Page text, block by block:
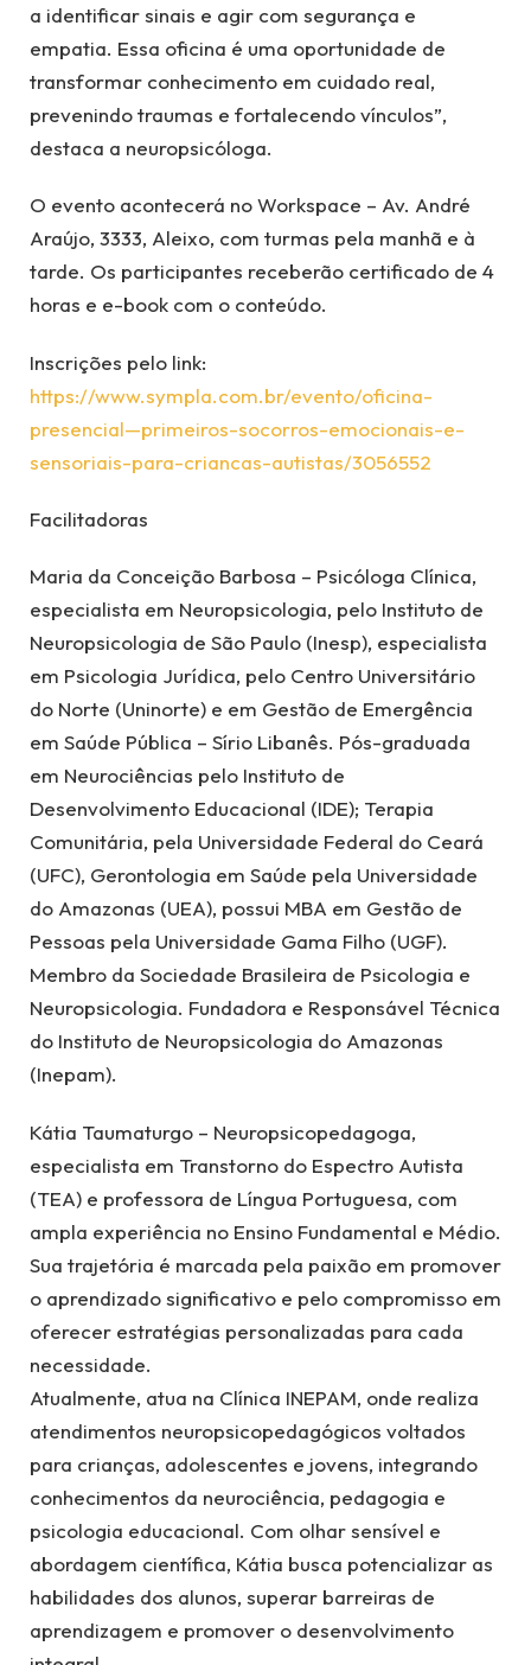
a identificar sinais e agir com segurança e
empatia. Essa oficina é uma oportunidade de
transformar conhecimento em cuidado real,
prevenindo traumas e fortalecendo vínculos”,
destaca a neuropsicóloga.
O evento acontecerá no Workspace – Av. André
Araújo, 3333, Aleixo, com turmas pela manhã e à
tarde. Os participantes receberão certificado de 4
horas e e-book com o conteúdo.
Inscrições pelo link:
https://www.sympla.com.br/evento/oficina-
presencial—primeiros-socorros-emocionais-e-
sensoriais-para-criancas-autistas/3056552
Facilitadoras
Maria da Conceição Barbosa – Psicóloga Clínica,
especialista em Neuropsicologia, pelo Instituto de
Neuropsicologia de São Paulo (Inesp), especialista
em Psicologia Jurídica, pelo Centro Universitário
do Norte (Uninorte) e em Gestão de Emergência
em Saúde Pública – Sírio Libanês. Pós-graduada
em Neurociências pelo Instituto de
Desenvolvimento Educacional (IDE); Terapia
Comunitária, pela Universidade Federal do Ceará
(UFC), Gerontologia em Saúde pela Universidade
do Amazonas (UEA), possui MBA em Gestão de
Pessoas pela Universidade Gama Filho (UGF).
Membro da Sociedade Brasileira de Psicologia e
Neuropsicologia. Fundadora e Responsável Técnica
do Instituto de Neuropsicologia do Amazonas
(Inepam).
Kátia Taumaturgo – Neuropsicopedagoga,
especialista em Transtorno do Espectro Autista
(TEA) e professora de Língua Portuguesa, com
ampla experiência no Ensino Fundamental e Médio.
Sua trajetória é marcada pela paixão em promover
o aprendizado significativo e pelo compromisso em
oferecer estratégias personalizadas para cada
necessidade.
Atualmente, atua na Clínica INEPAM, onde realiza
atendimentos neuropsicopedagógicos voltados
para crianças, adolescentes e jovens, integrando
conhecimentos da neurociência, pedagogia e
psicologia educacional. Com olhar sensível e
abordagem científica, Kátia busca potencializar as
habilidades dos alunos, superar barreiras de
aprendizagem e promover o desenvolvimento